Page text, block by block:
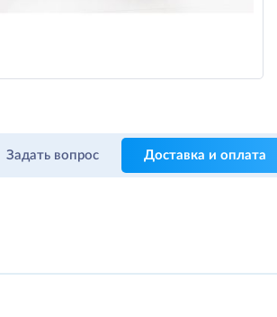
Задать вопрос Доставка и оплата